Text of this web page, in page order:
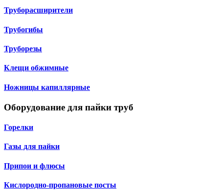
Труборасширители
Трубогибы
Труборезы
Клещи обжимные
Ножницы капиллярные
Оборудование для пайки труб
Горелки
Газы для пайки
Припои и флюсы
Кислородно-пропановые посты